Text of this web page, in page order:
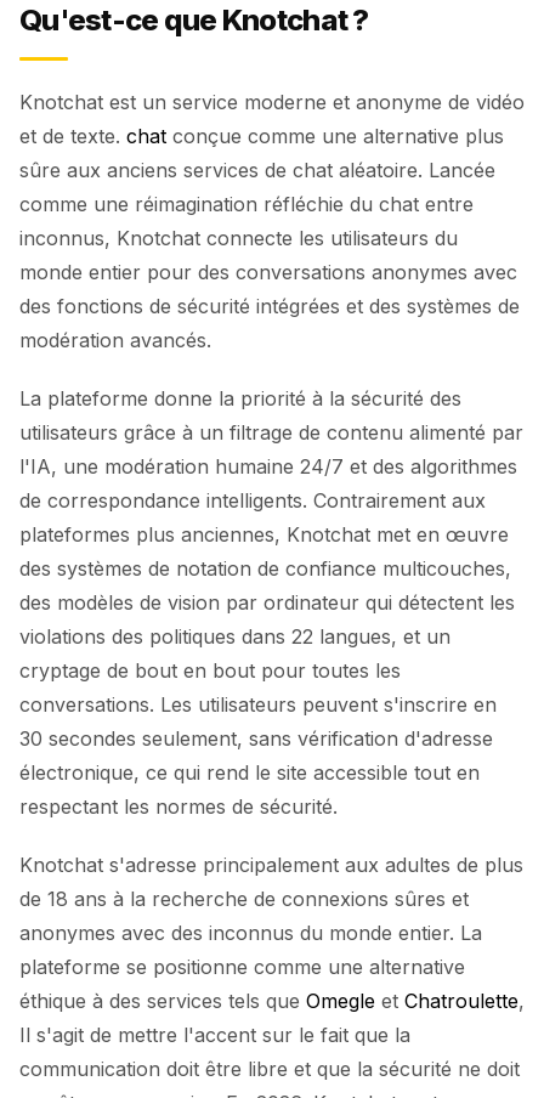
Qu'est-ce que Knotchat ?
Knotchat est un service moderne et anonyme de vidéo
et de texte. chat conçue comme une alternative plus
sûre aux anciens services de chat aléatoire. Lancée
comme une réimagination réfléchie du chat entre
inconnus, Knotchat connecte les utilisateurs du
monde entier pour des conversations anonymes avec
des fonctions de sécurité intégrées et des systèmes de
modération avancés.
La plateforme donne la priorité à la sécurité des
utilisateurs grâce à un filtrage de contenu alimenté par
l'IA, une modération humaine 24/7 et des algorithmes
de correspondance intelligents. Contrairement aux
plateformes plus anciennes, Knotchat met en œuvre
des systèmes de notation de confiance multicouches,
des modèles de vision par ordinateur qui détectent les
violations des politiques dans 22 langues, et un
cryptage de bout en bout pour toutes les
conversations. Les utilisateurs peuvent s'inscrire en
30 secondes seulement, sans vérification d'adresse
électronique, ce qui rend le site accessible tout en
respectant les normes de sécurité.
Knotchat s'adresse principalement aux adultes de plus
de 18 ans à la recherche de connexions sûres et
anonymes avec des inconnus du monde entier. La
plateforme se positionne comme une alternative
éthique à des services tels que Omegle et Chatroulette,
Il s'agit de mettre l'accent sur le fait que la
communication doit être libre et que la sécurité ne doit